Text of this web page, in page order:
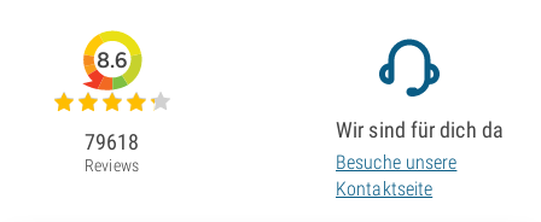
8.6
79618
Reviews
Wir sind für dich da
Besuche unsere
Kontaktseite